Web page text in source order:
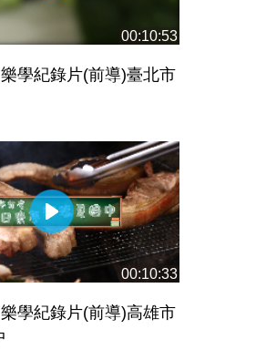
00:10:53
學紀錄片(前導)臺北市
00:10:33
學紀錄片(前導)高雄市